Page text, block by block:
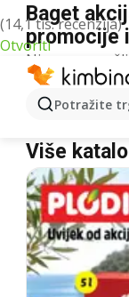
(14,1 tis. recenzija)
Otvoriti
Potražite
Baget
promocije
Nismo pronašli
Baget u
Lidl
Više